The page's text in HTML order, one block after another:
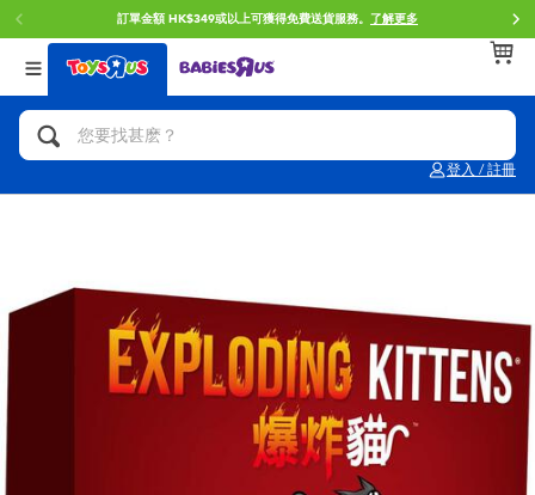
訂單金額 HK$349或以上可獲得免費送貨服務。 了解更多
登入 / 註冊
返回
分類目錄
人氣英雄,角色扮演,射擊玩具
玩具車,貨車,火車及遙控系列
手工藝,文具,蠟筆,泥膠,畫板
返回
品牌
Brunch Brother 早午餐兄弟
Mini Brands
返回
年齢
0~2歳
8~11歳